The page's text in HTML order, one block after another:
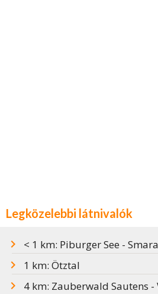
Legközelebbi látnivalók
< 1 km: Piburger See -
1 km: Ötztal
4 km: Zauberwald Sautens -